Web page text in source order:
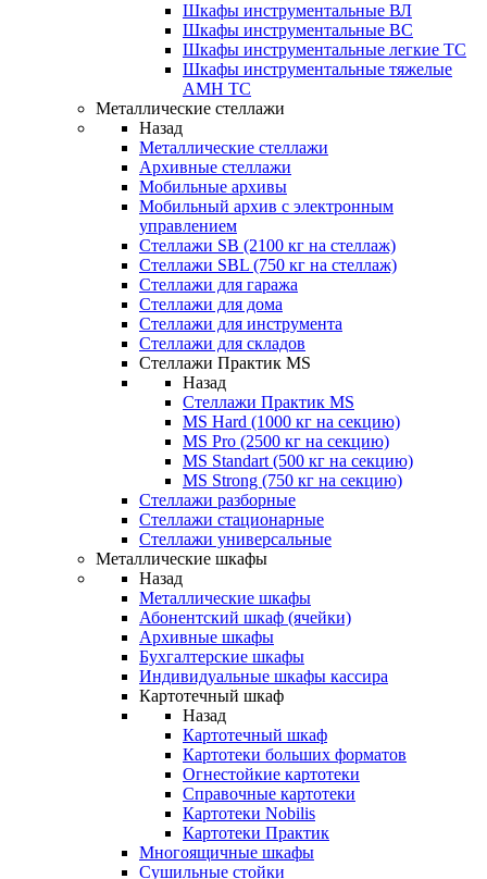
Шкафы инструментальные ВЛ
Шкафы инструментальные ВС
Шкафы инструментальные легкие ТС
Шкафы инструментальные тяжелые
AMH TC
Металлические стеллажи
Назад
Металлические стеллажи
Архивные стеллажи
Мобильные архивы
Мобильный архив с электронным
управлением
Стеллажи SB (2100 кг на стеллаж)
Стеллажи SBL (750 кг на стеллаж)
Стеллажи для гаража
Стеллажи для дома
Стеллажи для инструмента
Стеллажи для складов
Стеллажи Практик MS
Назад
Стеллажи Практик MS
MS Hard (1000 кг на секцию)
MS Pro (2500 кг на секцию)
MS Standart (500 кг на секцию)
MS Strong (750 кг на секцию)
Стеллажи разборные
Стеллажи стационарные
Стеллажи универсальные
Металлические шкафы
Назад
Металлические шкафы
Абонентский шкаф (ячейки)
Архивные шкафы
Бухгалтерские шкафы
Индивидуальные шкафы кассира
Картотечный шкаф
Назад
Картотечный шкаф
Картотеки больших форматов
Огнестойкие картотеки
Справочные картотеки
Картотеки Nobilis
Картотеки Практик
Многоящичные шкафы
Сушильные стойки